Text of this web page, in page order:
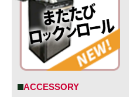
ACCESSORY